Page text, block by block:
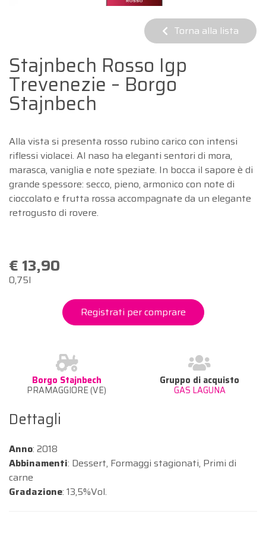
Torna alla lista
Stajnbech Rosso Igp
Trevenezie – Borgo
Stajnbech
Alla vista si presenta rosso rubino carico con intensi
riflessi violacei. Al naso ha eleganti sentori di mora,
marasca, vaniglia e note speziate. In bocca il sapore è di
grande spessore: secco, pieno, armonico con note di
cioccolato e frutta rossa accompagnate da un elegante
retrogusto di rovere.
€ 13,90
0,75l
Registrati per comprare
Borgo Stajnbech
PRAMAGGIORE (VE)
Gruppo di acquisto
GAS LAGUNA
Dettagli
Anno: 2018
Abbinamenti: Dessert, Formaggi stagionati, Primi di
carne
Gradazione: 13,5%Vol.